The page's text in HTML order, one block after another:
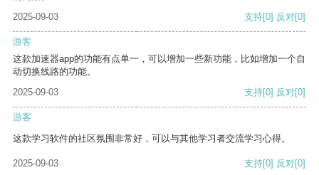
2025-09-03
支持[0] 反对[0]
游客
这款加速器app的功能有点单一，可以增加一些新功能，比如增加一个自
动切换线路的功能。
2025-09-03
支持[0] 反对[0]
游客
这款学习软件的社区氛围非常好，可以与其他学习者交流学习心得。
2025-09-03 支持[0] 反对[0]